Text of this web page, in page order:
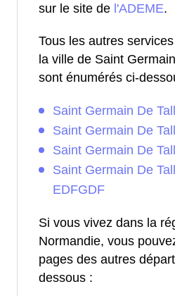
sur le site de l'ADEME.
Tous les autres
la ville de Saint
sont énumérés ci-
Saint Germain De
Saint Germain De
Saint Germain De
Saint Germain De
EDFGDF
Si vous vivez dans la
Normandie, vous
pages des autres
dessous :